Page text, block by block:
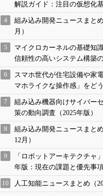
解説ガイド：注目の仮想化
組み込み開発ニュースまと
月）
マイクロカーネルの基礎知
信頼性の高いシステム構築
スマホ世代が住宅設備や家
マホライクな操作感」をど
組み込み機器向けサイバー
策の動向調査（2025年版）
組み込み開発ニュースまと
12月）
「ロボットアーキテクチャ
年版：現在の課題と優先事
人工知能ニュースまとめ（